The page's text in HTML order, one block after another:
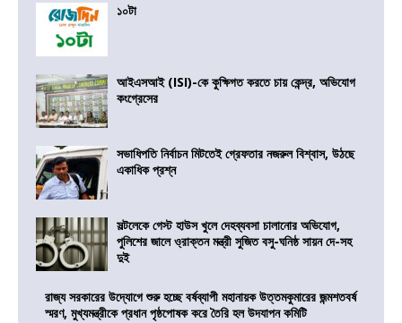
১০টা
আইএসআই (ISI)-কে কুক্ষিগত করতে চায় কেন্দ্র, অভিযোগ
কংগ্রেসের
সভাধিপতি নির্বাচন মিটতেই গ্রেফতার নজরুল বিশ্বাস, উঠছে
একাধিক প্রশ্ন
সল্টলেকে গেস্ট হাউস খুলে দেহব্যবসা চালানোর অভিযোগ,
পুলিশের জালে ও্রাক্তন মন্ত্রী সুজিত বসু-ঘনিষ্ঠ সায়ন দে-সহ
দুই
রাজ্য সরকারের উদ্যোগে শুরু হচ্ছে বর্ষব্যাপী মহানায়ক উত্তমকুমারের জন্মশতবর্ষ
স্মরণ, মুখ্যমন্ত্রীকে প্রধান পৃষ্ঠপোষক করে তৈরি হল উদযাপন কমিটি